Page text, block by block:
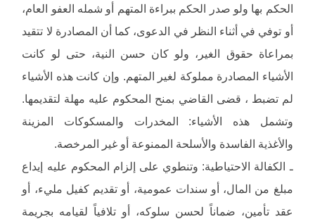
الحكم بها ولو صدر الحكم ببراءة المتهم أو شمله العفو العام،
أو توفي في أثناء النظر في الدعوى، كما أن المصادرة لا تتقيد
بمراعاة حقوق الغير، ولو كان حسن النية، حتى لو كانت
الأشياء المصادرة مملوكة لغير المتهم. وإن كانت هذه الأشياء
لم تضبط ، قضى القاضي بمنح المحكوم عليه مهلة لتقديمها.
وتشمل هذه الأشياء: المخدرات والمسكوكات المزينة
والأغذية الفاسدة والأسلحة الممنوعة أو غير المرخصة.
ـ الكفالة الاحتياطية: وتنطوي على إلزام المحكوم عليه إيداع
مبلغ من المال، أو سندات عمومية، أو تقديم كفيل مليء، أو
عقد تأمين، ضماناً لحسن سلوكه، أو تلافياً لقيامه بجريمة